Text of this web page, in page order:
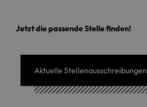
Jetzt die passende Stelle finden!
Aktuelle Stellenausschreibungen